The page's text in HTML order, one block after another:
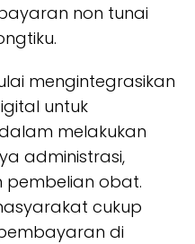
non tunai
mengintegrasikan
untuk
melakukan
administrasi,
pembelian obat.
cukup
di